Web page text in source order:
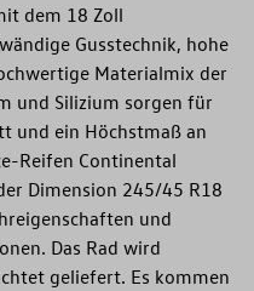
dem 18 Zoll
Gusstechnik, hohe
Materialmix der
und Silizium sorgen für
und ein Höchstmaß an
Reifen Continental
Dimension 245/45 R18
und
Das Rad wird
geliefert. Es kommen